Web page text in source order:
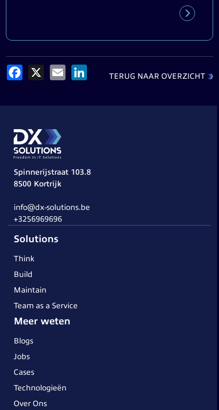
Facebook Email
TERUG NAAR OVERZICHT
Spinnerijstraat 103.8
8500 Kortrijk
info@dx-solutions.be
+3256969696
Solutions
Think
Build
Maintain
Team as a Service
Meer weten
Blogs
Jobs
Cases
Technologieën
Over Ons